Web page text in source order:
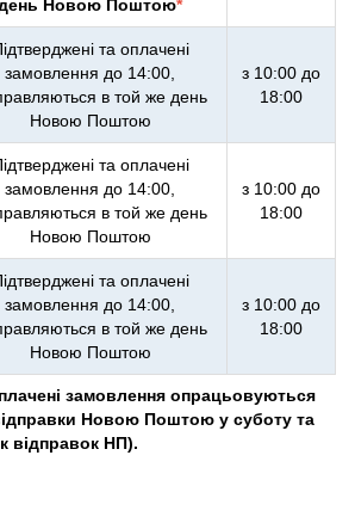
Новою Поштою*
та оплачені
замовлення до 14:00,
в той же день
Новою Поштою
з 10:00 до
18:00
та оплачені
замовлення до 14:00,
в той же день
Новою Поштою
з 10:00 до
18:00
та оплачені
замовлення до 14:00,
в той же день
Новою Поштою
з 10:00 до
18:00
замовлення опрацьовуються
Новою Поштою у суботу та
відправок НП).